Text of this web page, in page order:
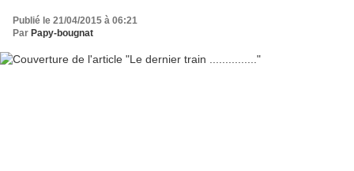
Publié le 21/04/2015 à 06:21
Par Papy-bougnat